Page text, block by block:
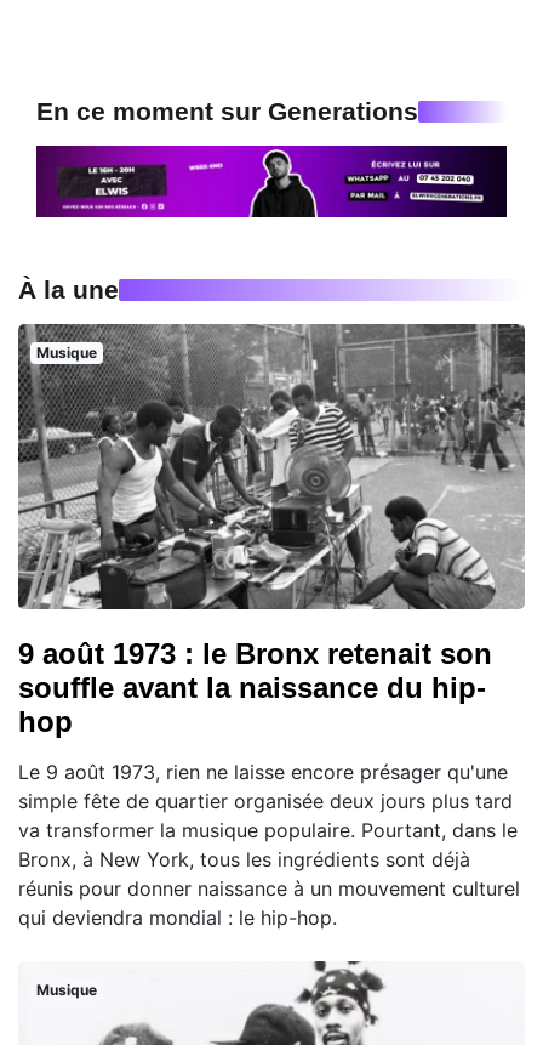
En ce moment sur Generations
À la une
Musique
9 août 1973 : le Bronx retenait son
souffle avant la naissance du hip-
hop
Le 9 août 1973, rien ne laisse encore présager qu'une
simple fête de quartier organisée deux jours plus tard
va transformer la musique populaire. Pourtant, dans le
Bronx, à New York, tous les ingrédients sont déjà
réunis pour donner naissance à un mouvement culturel
qui deviendra mondial : le hip-hop.
Musique